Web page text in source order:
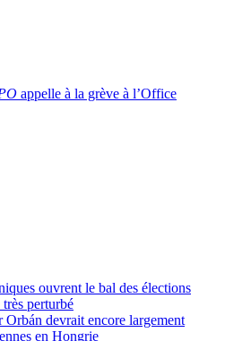
appelle à la grève à l’Office
ouvrent le bal des élections
perturbé
devrait encore largement
en Hongrie